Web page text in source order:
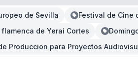
de Sevilla Festival de Cine
de Yerai Cortes
Produccion para Proyectos